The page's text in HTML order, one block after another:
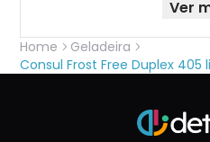
Ver
Home
Geladeira
Consul Frost Free Duplex 405